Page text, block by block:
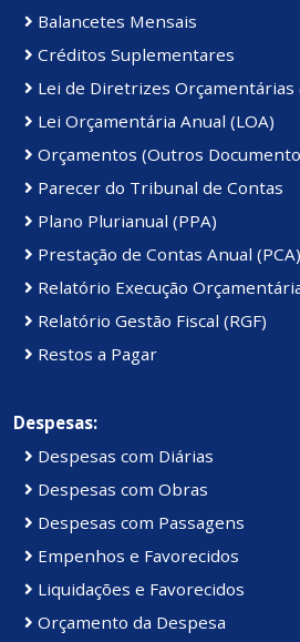
Balancetes Mensais
Créditos Suplementares
Lei de Diretrizes Orçamentárias
Lei Orçamentária Anual (LOA)
Orçamentos (Outros
Parecer do Tribunal de Contas
Plano Plurianual (PPA)
Prestação de Contas Anual (PCA)
Relatório Execução
Relatório Gestão Fiscal (RGF)
Restos a Pagar
Despesas:
Despesas com Diárias
Despesas com Obras
Despesas com Passagens
Empenhos e Favorecidos
Liquidações e Favorecidos
Orçamento da Despesa